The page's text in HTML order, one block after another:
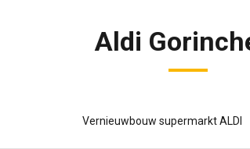
Aldi
Vernieuwbouw supermarkt ALDI